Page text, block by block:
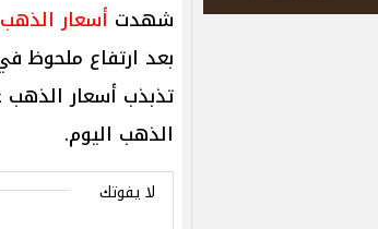
شهدت أسعار الذهب
بعد ارتفاع ملحوظ
تذبذب أسعار الذهب
الذهب اليوم.
لا يفوتك